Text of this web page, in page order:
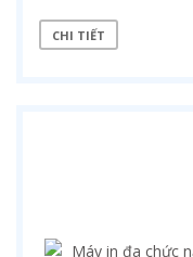
CHI TIẾT